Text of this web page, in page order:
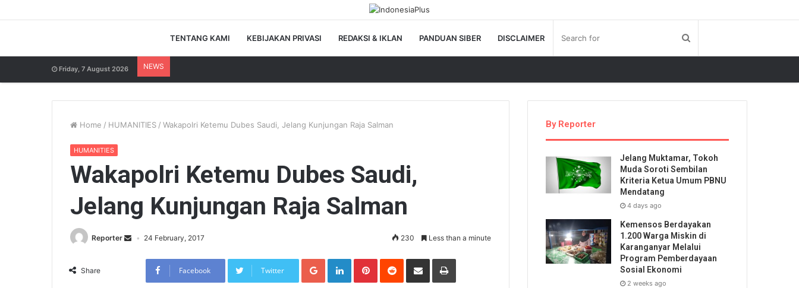
TENTANG KAMI KEBIJAKAN PRIVASI REDAKSI & IKLAN PANDUAN SIBER DISCLAIMER
Friday, 7 August 2026 NEWS
Home / HUMANITIES / Wakapolri Ketemu Dubes Saudi, Jelang Kunjungan Raja Salman
HUMANITIES
Wakapolri Ketemu Dubes Saudi,
Jelang Kunjungan Raja Salman
Reporter 24 February, 2017 230 Less than a minute
Share Facebook Twitter
Google+LinkedInPinterestReddit Share via Email Print
By Reporter
Jelang Muktamar, Tokoh
Muda Soroti Sembilan
Kriteria Ketua Umum PBNU
Mendatang
4 days ago
Kemensos Berdayakan
1.200 Warga Miskin di
Karanganyar Melalui
Program Pemberdayaan
Sosial Ekonomi
2 weeks ago